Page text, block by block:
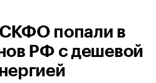
попали в
РФ с дешевой